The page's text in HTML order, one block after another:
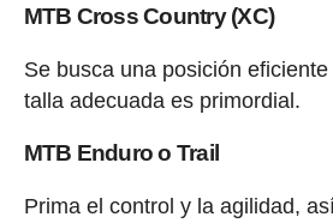
MTB Cross Country (XC)
Se busca una posición
talla adecuada es primordial.
MTB Enduro o Trail
Prima el control y la agilidad,